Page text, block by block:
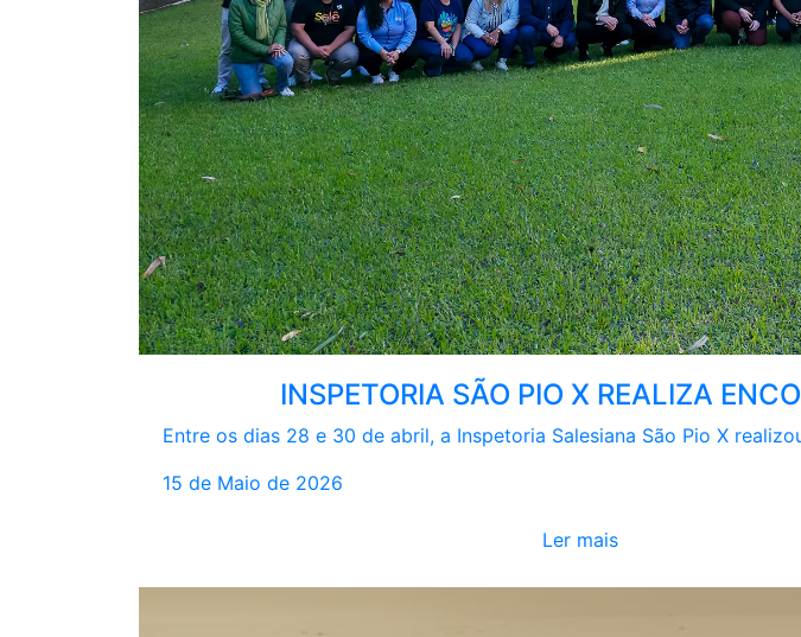
INSPETORIA SÃO PIO X REALIZA
Entre os dias 28 e 30 de abril, a Inspetoria Salesiana São Pio X
15 de Maio de 2026
Ler mais